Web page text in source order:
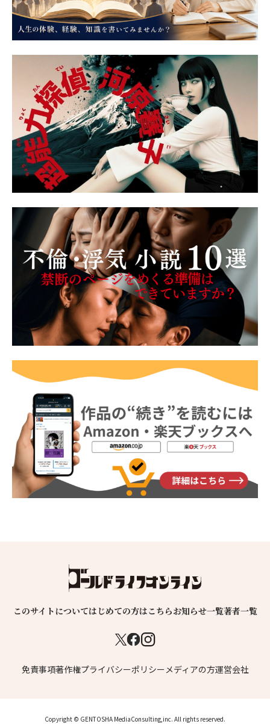
このサイトについてはじめての方はこちらお知らせ一覧著者一覧
免責事項著作権プライバシーポリシーメディアの方運営会社
Copyright © GENTOSHA MediaConsulting,inc. All rights reserved.